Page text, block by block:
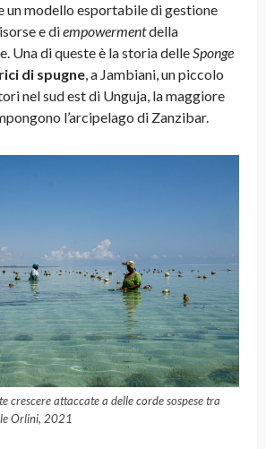
un modello esportabile di gestione
e diempowermentdella
Una di queste è la storia delleSponge
di spugne, a Jambiani, un piccolo
nel sud est di Unguja, la maggiore
l’arcipelago di Zanzibar.
crescere attaccate a delle corde sospese tra
Orlini, 2021